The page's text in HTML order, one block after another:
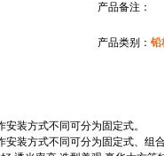
产品备注：
产品类别： 铅
装方式不同可分为固定式。
装方式不同可分为固定式、组